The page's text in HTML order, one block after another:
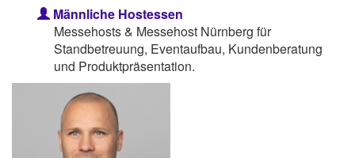
Männliche Hostessen
Messehosts & Messehost Nürnberg für
Standbetreuung, Eventaufbau, Kundenberatung
und Produktpräsentation.